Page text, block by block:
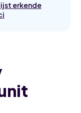
erkende